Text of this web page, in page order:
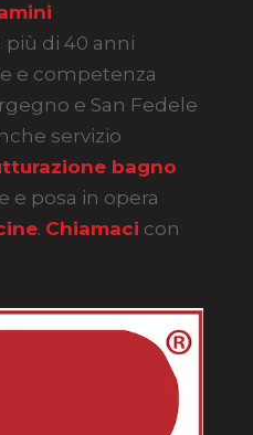
più di 40 anni
e competenza
e San Fedele
servizio
bagno
e posa in opera
. Chiamaci con